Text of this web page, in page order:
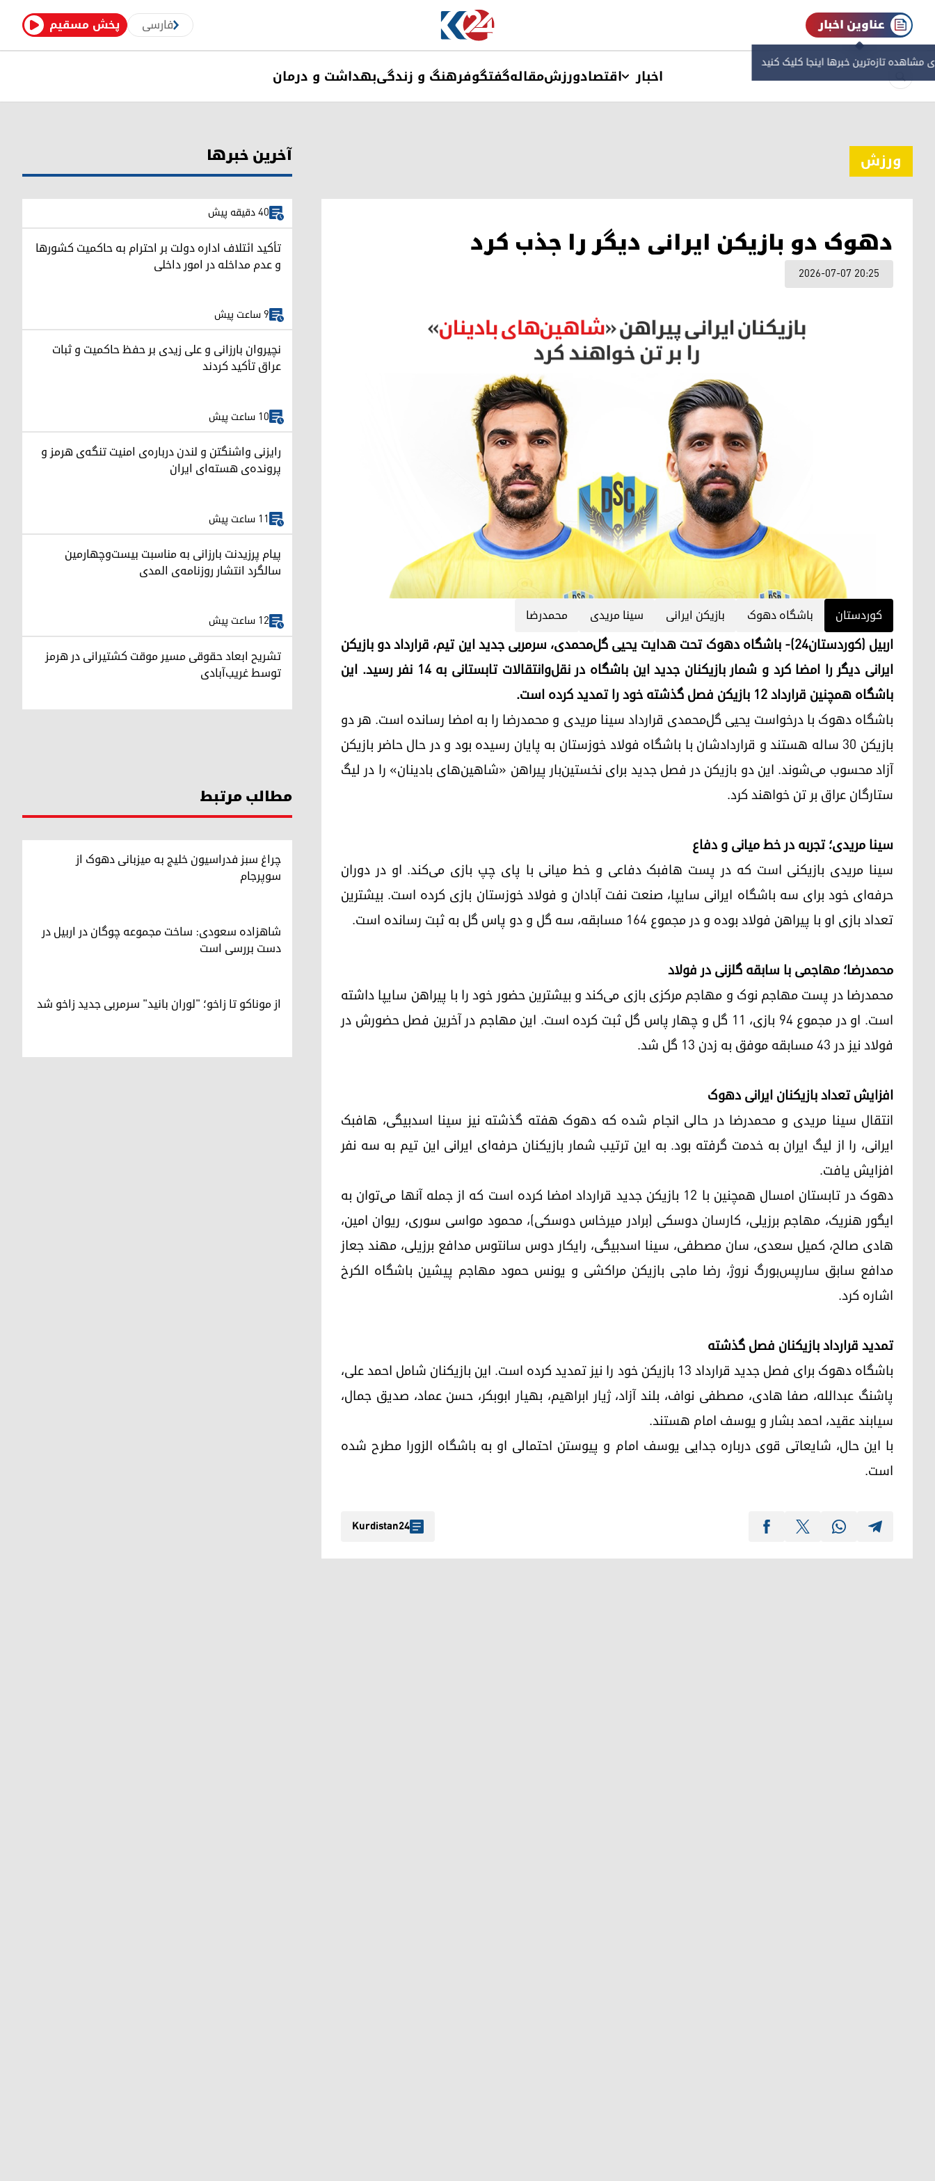
پخش مسقیم فارسی عناوین اخبار
مشاهده‌ تازه‌ترین خبرها اینجا کلیک کنید
اخبار اقتصادورزشمقالهگفتگوفرهنگ و زندگیبهداشت و درمان
ورزش
دهوک دو بازیکن ایرانی دیگر را جذب کرد
2026-07-07 20:25
کوردستان باشگاه دهوک بازیکن ایرانی سینا مریدی محمدرضا
اربیل (کوردستان۲۴)- باشگاه دهوک تحت هدایت یحیی گل‌محمدی، سرمربی جدید این تیم، قرارداد دو بازیکن
ایرانی دیگر را امضا کرد و شمار بازیکنان جدید این باشگاه در نقل‌وانتقالات تابستانی به ۱۴ نفر رسید. این
باشگاه همچنین قرارداد ۱۲ بازیکن فصل گذشته خود را تمدید کرده است.
باشگاه دهوک با درخواست یحیی گل‌محمدی قرارداد سینا مریدی و محمدرضا را به امضا رسانده است. هر دو
بازیکن ۳۰ ساله هستند و قراردادشان با باشگاه فولاد خوزستان به پایان رسیده بود و در حال حاضر بازیکن
آزاد محسوب می‌شوند. این دو بازیکن در فصل جدید برای نخستین‌بار پیراهن «شاهین‌های بادینان» را در لیگ
ستارگان عراق بر تن خواهند کرد.
سینا مریدی؛ تجربه در خط میانی و دفاع
سینا مریدی بازیکنی است که در پست هافبک دفاعی و خط میانی با پای چپ بازی می‌کند. او در دوران
حرفه‌ای خود برای سه باشگاه ایرانی سایپا، صنعت نفت آبادان و فولاد خوزستان بازی کرده است. بیشترین
تعداد بازی او با پیراهن فولاد بوده و در مجموع ۱۶۴ مسابقه، سه گل و دو پاس گل به ثبت رسانده است.
محمدرضا؛ مهاجمی با سابقه گلزنی در فولاد
محمدرضا در پست مهاجم نوک و مهاجم مرکزی بازی می‌کند و بیشترین حضور خود را با پیراهن سایپا داشته
است. او در مجموع ۹۴ بازی، ۱۱ گل و چهار پاس گل ثبت کرده است. این مهاجم در آخرین فصل حضورش در
فولاد نیز در ۴۳ مسابقه موفق به زدن ۱۳ گل شد.
افزایش تعداد بازیکنان ایرانی دهوک
انتقال سینا مریدی و محمدرضا در حالی انجام شده که دهوک هفته گذشته نیز سینا اسدبیگی، هافبک
ایرانی، را از لیگ ایران به خدمت گرفته بود. به این ترتیب شمار بازیکنان حرفه‌ای ایرانی این تیم به سه نفر
افزایش یافت.
دهوک در تابستان امسال همچنین با ۱۲ بازیکن جدید قرارداد امضا کرده است که از جمله آنها می‌توان به
ایگور هنریک، مهاجم برزیلی، کارسان دوسکی (برادر میرخاس دوسکی)، محمود مواسی سوری، ریوان امین،
هادی صالح، کمیل سعدی، سان مصطفی، سینا اسدبیگی، رایکار دوس سانتوس مدافع برزیلی، مهند جعاز
مدافع سابق سارپس‌بورگ نروژ، رضا ماجی بازیکن مراکشی و یونس حمود مهاجم پیشین باشگاه الکرخ
اشاره کرد.
تمدید قرارداد بازیکنان فصل گذشته
باشگاه دهوک برای فصل جدید قرارداد ۱۳ بازیکن خود را نیز تمدید کرده است. این بازیکنان شامل احمد علی،
پاشنگ عبدالله، صفا هادی، مصطفی نواف، بلند آزاد، ژیار ابراهیم، بهیار ابوبکر، حسن عماد، صدیق جمال،
سیابند عقید، احمد بشار و یوسف امام هستند.
با این حال، شایعاتی قوی درباره جدایی یوسف امام و پیوستن احتمالی او به باشگاه الزورا مطرح شده
است.
Kurdistan24
آخرین خبرها
40 دقیقه پیش
تأکید ائتلاف اداره دولت بر احترام به حاکمیت کشورها
و عدم مداخله در امور داخلی
9 ساعت پیش
نچیروان بارزانی و علی زیدی بر حفظ حاکمیت و ثبات
عراق تأکید کردند
10 ساعت پیش
رایزنی واشنگتن و لندن درباره‌ی امنیت تنگه‌ی هرمز و
پرونده‌ی هسته‌ای ایران
11 ساعت پیش
پیام پرزیدنت بارزانی به مناسبت بیست‌وچهارمین
سالگرد انتشار روزنامه‌ی المدی
12 ساعت پیش
تشریح ابعاد حقوقی مسیر موقت کشتیرانی در هرمز
توسط غریب‌آبادی
مطالب مرتبط
چراغ سبز فدراسیون خلیج به میزبانی دهوک از
سوپرجام
شاهزاده سعودی: ساخت مجموعه چوگان در اربیل در
دست بررسی است
از موناکو تا زاخو؛ "لوران بانید" سرمربی جدید زاخو شد